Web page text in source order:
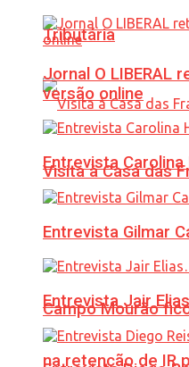
Tributária
Visita à Casa das
Campo Mourão
na retenção de IR
Jornal O LIBERAL
versão online
Entrevista
Entrevista Gilmar
Entrevista Jair